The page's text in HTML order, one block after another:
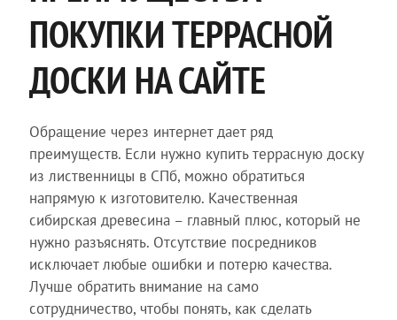
ПОКУПКИ ТЕРРАСНОЙ
ДОСКИ НА САЙТЕ
Обращение через интернет дает ряд
преимуществ. Если нужно купить террасную доску
из лиственницы в СПб, можно обратиться
напрямую к изготовителю. Качественная
сибирская древесина – главный плюс, который не
нужно разъяснять. Отсутствие посредников
исключает любые ошибки и потерю качества.
Лучше обратить внимание на само
сотрудничество, чтобы понять, как сделать